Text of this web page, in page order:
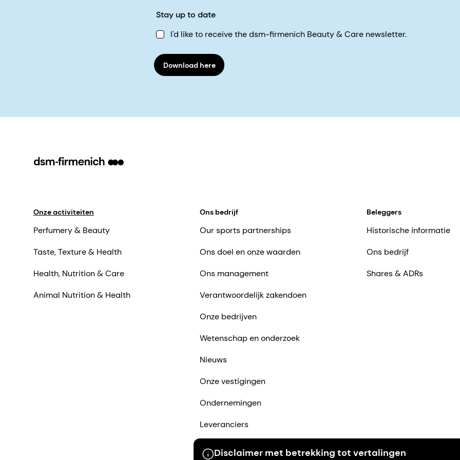
Stay up to date
I'd like to receive the dsm-firmenich Beauty & Care newsletter.
Download here
Disclaimer met betrekking tot vertalingen
Onze activiteiten
Perfumery & Beauty
Taste, Texture & Health
Health, Nutrition & Care
Animal Nutrition & Health
Ons bedrijf
Our sports partnerships
Ons doel en onze waarden
Ons management
Verantwoordelijk zakendoen
Onze bedrijven
Wetenschap en onderzoek
Nieuws
Onze vestigingen
Ondernemingen
Leveranciers
Neem contact met ons op
Beleggers
Historische informatie
Ons bedrijf
Shares & ADRs